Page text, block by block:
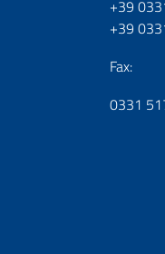
+39
+39
Fax:
0331